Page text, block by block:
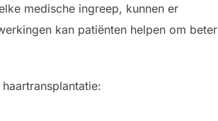
medische ingreep, kunnen er
kan patiënten helpen om beter
haartransplantatie: